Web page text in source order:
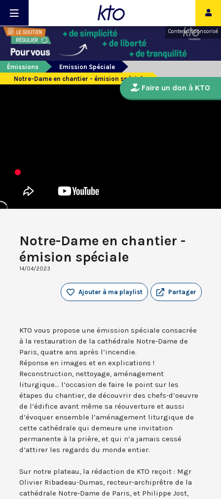
Contenu sponsorisé
Émissions
Emission Spéciale
Notre-Dame en chantier - émision spéciale
Notre-Dame en chantier -
émision spéciale
14/04/2023
Partager
Ajouter à ma playlist
KTO vous propose une émission spéciale consacrée
à la restauration de la cathédrale Notre-Dame de
Paris, quatre ans après l’incendie.
Réponse en images et en explications !
Reconstruction, nettoyage, aménagement
liturgique... l’occasion de faire le point sur les
étapes du chantier, de découvrir des chefs-d’oeuvre
de l’édifice avant même sa réouverture et aussi
d’évoquer ensemble l’aménagement liturgique de
cette cathédrale qui demeure une invitation
permanente à la prière, et qui n’a jamais cessé
d’attirer les regards du monde entier.
Sur notre plateau, la rédaction de KTO reçoit : Mgr
Olivier Ribadeau-Dumas, recteur-archiprêtre de la
cathédrale Notre-Dame de Paris, et Philippe Jost,
Faire un don à KTO